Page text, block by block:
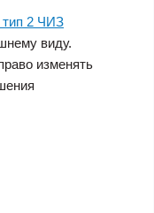
виду.
изменять